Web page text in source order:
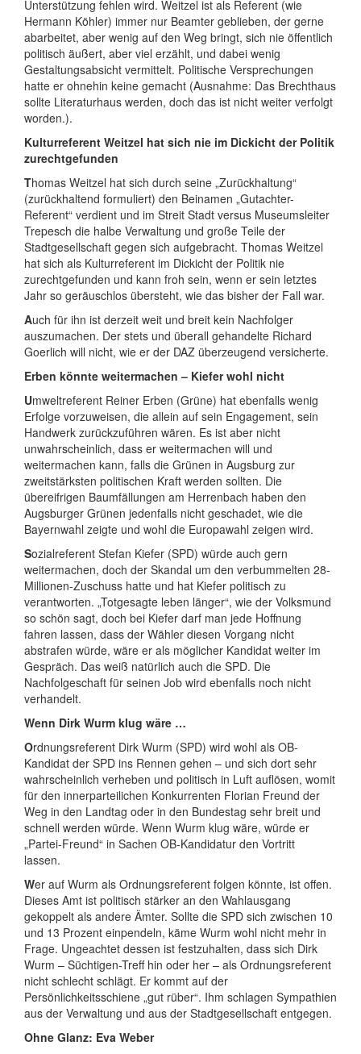
Unterstützung fehlen wird. Weitzel ist als Referent (wie
Hermann Köhler) immer nur Beamter geblieben, der gerne
abarbeitet, aber wenig auf den Weg bringt, sich nie öffentlich
politisch äußert, aber viel erzählt, und dabei wenig
Gestaltungsabsicht vermittelt. Politische Versprechungen
hatte er ohnehin keine gemacht (Ausnahme: Das Brechthaus
sollte Literaturhaus werden, doch das ist nicht weiter verfolgt
worden.).
Kulturreferent Weitzel hat sich nie im Dickicht der Politik
zurechtgefunden
Thomas Weitzel hat sich durch seine „Zurückhaltung“
(zurückhaltend formuliert) den Beinamen „Gutachter-
Referent“ verdient und im Streit Stadt versus Museumsleiter
Trepesch die halbe Verwaltung und große Teile der
Stadtgesellschaft gegen sich aufgebracht. Thomas Weitzel
hat sich als Kulturreferent im Dickicht der Politik nie
zurechtgefunden und kann froh sein, wenn er sein letztes
Jahr so geräuschlos übersteht, wie das bisher der Fall war.
Auch für ihn ist derzeit weit und breit kein Nachfolger
auszumachen. Der stets und überall gehandelte Richard
Goerlich will nicht, wie er der DAZ überzeugend versicherte.
Erben könnte weitermachen – Kiefer wohl nicht
Umweltreferent Reiner Erben (Grüne) hat ebenfalls wenig
Erfolge vorzuweisen, die allein auf sein Engagement, sein
Handwerk zurückzuführen wären. Es ist aber nicht
unwahrscheinlich, dass er weitermachen will und
weitermachen kann, falls die Grünen in Augsburg zur
zweitstärksten politischen Kraft werden sollten. Die
übereifrigen Baumfällungen am Herrenbach haben den
Augsburger Grünen jedenfalls nicht geschadet, wie die
Bayernwahl zeigte und wohl die Europawahl zeigen wird.
Sozialreferent Stefan Kiefer (SPD) würde auch gern
weitermachen, doch der Skandal um den verbummelten 28-
Millionen-Zuschuss hatte und hat Kiefer politisch zu
verantworten. „Totgesagte leben länger“, wie der Volksmund
so schön sagt, doch bei Kiefer darf man jede Hoffnung
fahren lassen, dass der Wähler diesen Vorgang nicht
abstrafen würde, wäre er als möglicher Kandidat weiter im
Gespräch. Das weiß natürlich auch die SPD. Die
Nachfolgeschaft für seinen Job wird ebenfalls noch nicht
verhandelt.
Wenn Dirk Wurm klug wäre …
Ordnungsreferent Dirk Wurm (SPD) wird wohl als OB-
Kandidat der SPD ins Rennen gehen – und sich dort sehr
wahrscheinlich verheben und politisch in Luft auflösen, womit
für den innerparteilichen Konkurrenten Florian Freund der
Weg in den Landtag oder in den Bundestag sehr breit und
schnell werden würde. Wenn Wurm klug wäre, würde er
„Partei-Freund“ in Sachen OB-Kandidatur den Vortritt
lassen.
Wer auf Wurm als Ordnungsreferent folgen könnte, ist offen.
Dieses Amt ist politisch stärker an den Wahlausgang
gekoppelt als andere Ämter. Sollte die SPD sich zwischen 10
und 13 Prozent einpendeln, käme Wurm wohl nicht mehr in
Frage. Ungeachtet dessen ist festzuhalten, dass sich Dirk
Wurm – Süchtigen-Treff hin oder her – als Ordnungsreferent
nicht schlecht schlägt. Er kommt auf der
Persönlichkeitsschiene „gut rüber“. Ihm schlagen Sympathien
aus der Verwaltung und aus der Stadtgesellschaft entgegen.
Ohne Glanz: Eva Weber